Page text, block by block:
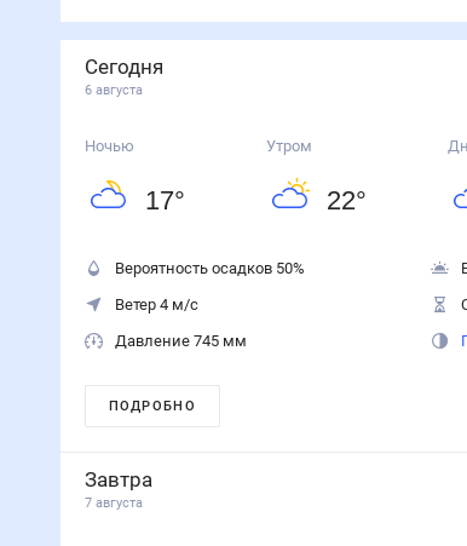
Сегодня
6 августа
Ночью
17°
Утром
22°
Вероятность осадков 50%
Ветер 4 м/с
Давление 745 мм
ПОДРОБНО
Завтра
7 августа